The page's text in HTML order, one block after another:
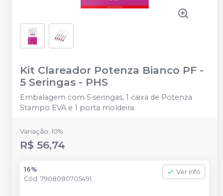
Kit Clareador Potenza Bianco PF -
5 Seringas - PHS
Embalagem com 5 seringas, 1 caixa de Potenza
Stampo EVA e 1 porta moldeira.
Variação: 10%
R$ 56,74
16%
Cód. 7908080705491
Ver info